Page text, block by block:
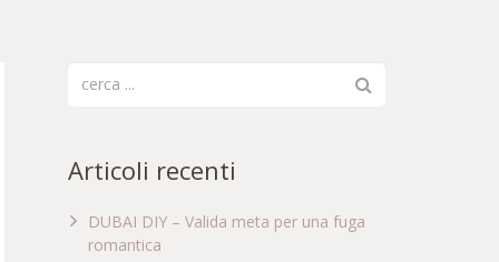
Articoli recenti
DUBAI DIY – Valida meta per una fuga
romantica